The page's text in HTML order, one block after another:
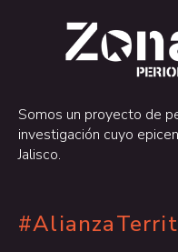
Somos un proyecto de
investigación cuyo
Jalisco.